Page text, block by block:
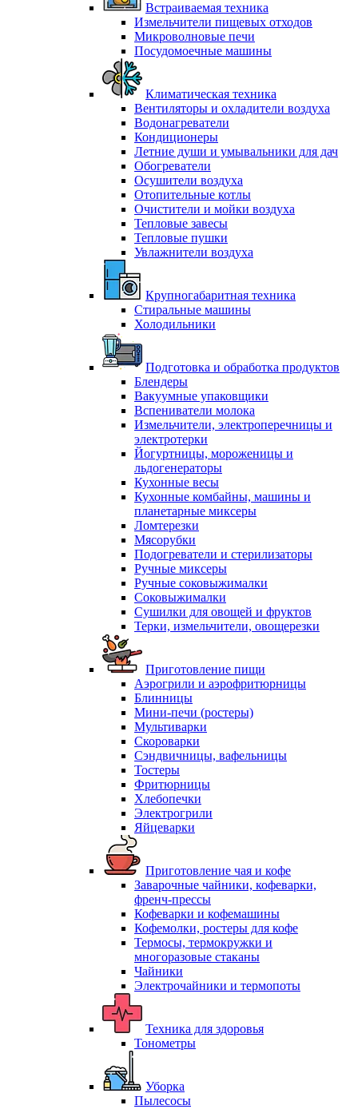
Встраиваемая техника
Измельчители пищевых отходов
Микроволновые печи
Посудомоечные машины
Климатическая техника
Вентиляторы и охладители воздуха
Водонагреватели
Кондиционеры
Летние души и умывальники для дач
Обогреватели
Осушители воздуха
Отопительные котлы
Очистители и мойки воздуха
Тепловые завесы
Тепловые пушки
Увлажнители воздуха
Крупногабаритная техника
Стиральные машины
Холодильники
Подготовка и обработка продуктов
Блендеры
Вакуумные упаковщики
Вспениватели молока
Измельчители, электроперечницы и
электротерки
Йогуртницы, мороженицы и
льдогенераторы
Кухонные весы
Кухонные комбайны, машины и
планетарные миксеры
Ломтерезки
Мясорубки
Подогреватели и стерилизаторы
Ручные миксеры
Ручные соковыжималки
Соковыжималки
Сушилки для овощей и фруктов
Терки, измельчители, овощерезки
Приготовление пищи
Аэрогрили и аэрофритюрницы
Блинницы
Мини-печи (ростеры)
Мультиварки
Скороварки
Сэндвичницы, вафельницы
Тостеры
Фритюрницы
Хлебопечки
Электрогрили
Яйцеварки
Приготовление чая и кофе
Заварочные чайники, кофеварки,
френч-прессы
Кофеварки и кофемашины
Кофемолки, ростеры для кофе
Термосы, термокружки и
многоразовые стаканы
Чайники
Электрочайники и термопоты
Техника для здоровья
Тонометры
Уборка
Пылесосы